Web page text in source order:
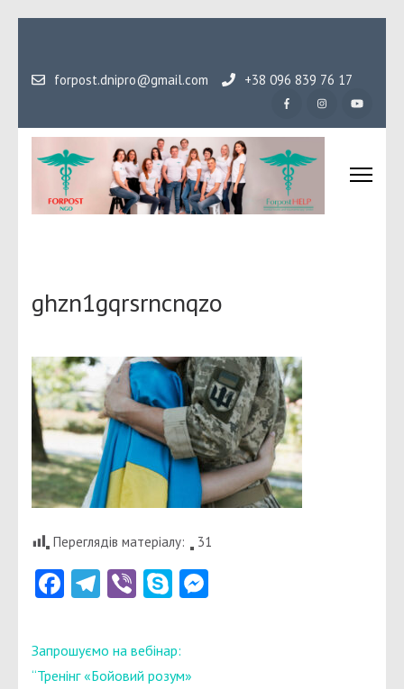
вмісту
Enter)
forpost.dnipro@gmail.com +38 096 839 76 17
ghzn1gqrsrncnqzo
Переглядів матеріалу: 31
Facebook
Telegram
ViberSkype
Навігація
записів
Запрошуємо на вебінар:
“Тренінг «Бойовий розум»